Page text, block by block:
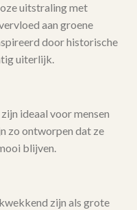
uitstraling met
aan groene
door historische
uiterlijk.
zijn ideaal voor mensen
zo ontworpen dat ze
blijven.
zijn als grote